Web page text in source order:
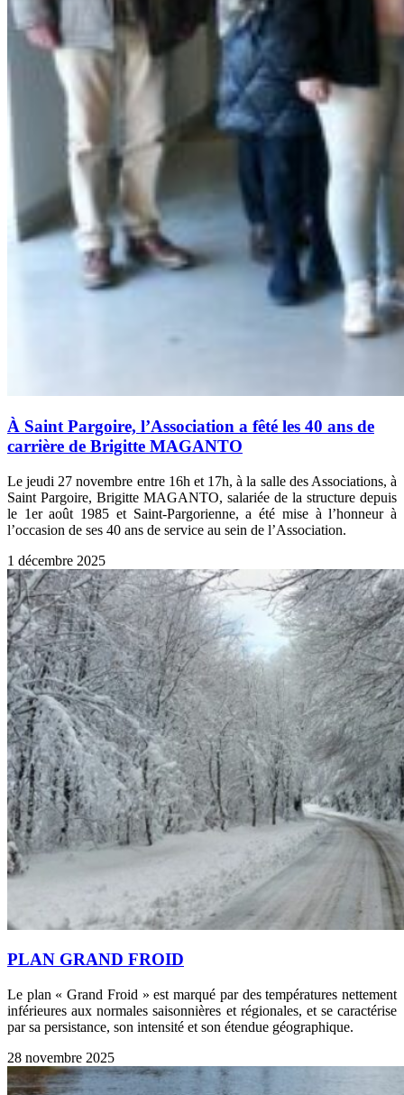
À Saint Pargoire, l’Association a fêté les 40 ans de
carrière de Brigitte MAGANTO
Le jeudi 27 novembre entre 16h et 17h, à la salle des Associations, à
Saint Pargoire, Brigitte MAGANTO, salariée de la structure depuis
le 1er août 1985 et Saint-Pargorienne, a été mise à l’honneur à
l’occasion de ses 40 ans de service au sein de l’Association.
1 décembre 2025
PLAN GRAND FROID
Le plan « Grand Froid » est marqué par des températures nettement
inférieures aux normales saisonnières et régionales, et se caractérise
par sa persistance, son intensité et son étendue géographique.
28 novembre 2025